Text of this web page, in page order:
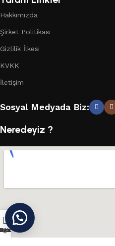
Hakkımızda
Şirket Politikası
Gizlilik İlkesi
KVKK
İletişim
Sosyal Medyada Biz:
Neredeyiz ?
Teklif Al